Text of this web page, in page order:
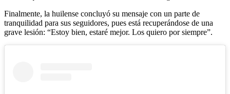
Finalmente, la huilense concluyó su mensaje con un parte de
tranquilidad para sus seguidores, pues está recuperándose de una
grave lesión: “Estoy bien, estaré mejor. Los quiero por siempre”.